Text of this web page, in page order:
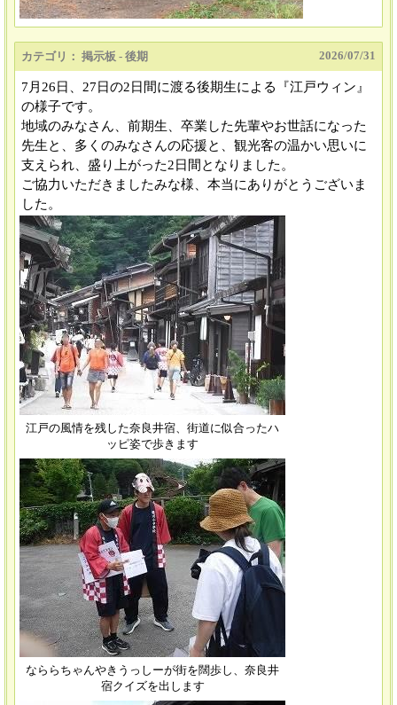
カテゴリ： 掲示板 - 後期 2026/07/31
7月26日、27日の2日間に渡る後期生による『江戸ウィン』
の様子です。
地域のみなさん、前期生、卒業した先輩やお世話になった
先生と、多くのみなさんの応援と、観光客の温かい思いに
支えられ、盛り上がった2日間となりました。
ご協力いただきましたみな様、本当にありがとうございま
した。
江戸の風情を残した奈良井宿、街道に似合ったハ
ッピ姿で歩きます
なららちゃんやきうっしーが街を闊歩し、奈良井
宿クイズを出します